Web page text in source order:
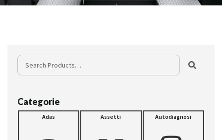
CONTATTI
AREA RISERVATA
Categorie
Adas Assetti Autodiagnosi